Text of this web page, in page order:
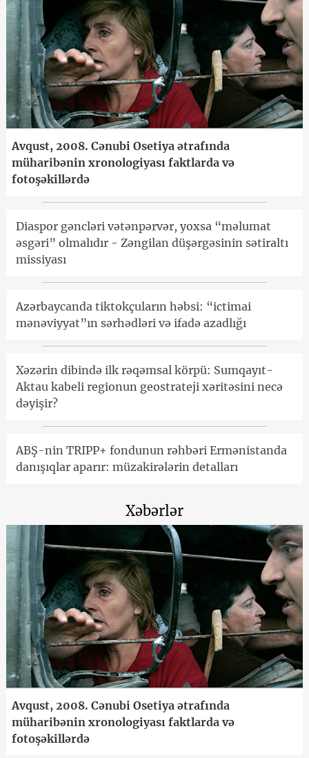
Avqust, 2008. Cənubi Osetiya ətrafında
müharibənin xronologiyası faktlarda və
fotoşəkillərdə
Diaspor gəncləri vətənpərvər, yoxsa “məlumat
əsgəri” olmalıdır - Zəngilan düşərgəsinin sətiraltı
missiyası
Azərbaycanda tiktokçuların həbsi: “ictimai
mənəviyyat”ın sərhədləri və ifadə azadlığı
Xəzərin dibində ilk rəqəmsal körpü: Sumqayıt-
Aktau kabeli regionun geostrateji xəritəsini necə
dəyişir?
ABŞ-nin TRIPP+ fondunun rəhbəri Ermənistanda
danışıqlar aparır: müzakirələrin detalları
Xəbərlər
Avqust, 2008. Cənubi Osetiya ətrafında
müharibənin xronologiyası faktlarda və
fotoşəkillərdə